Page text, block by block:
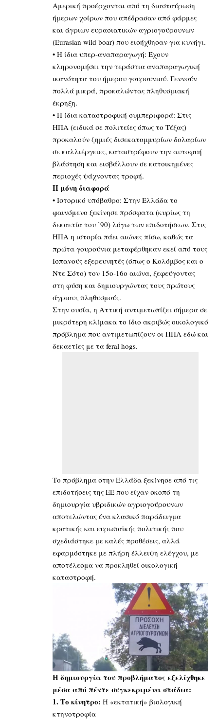
Αμερική προέρχονται από τη διασταύρωση
ήμερων χοίρων που απέδρασαν από φάρμες
και άγριων ευρασιατικών αγριογούρουνων
(Eurasian wild boar) που εισήχθησαν για κυνήγι.
• Η ίδια υπερ-αναπαραγωγή: Έχουν
κληρονομήσει την τεράστια αναπαραγωγική
ικανότητα του ήμερου γουρουνιού. Γεννούν
πολλά μικρά, προκαλώντας πληθυσμιακή
έκρηξη.
• Η ίδια καταστροφική συμπεριφορά: Στις
ΗΠΑ (ειδικά σε πολιτείες όπως το Τέξας)
προκαλούν ζημιές δισεκατομμυρίων δολαρίων
σε καλλιέργειες, καταστρέφουν την αυτοφυή
βλάστηση και εισβάλλουν σε κατοικημένες
περιοχές ψάχνοντας τροφή.
Η μόνη διαφορά
• Ιστορικό υπόβαθρο: Στην Ελλάδα το
φαινόμενο ξεκίνησε πρόσφατα (κυρίως τη
δεκαετία του ’90) λόγω των επιδοτήσεων. Στις
ΗΠΑ η ιστορία πάει αιώνες πίσω, καθώς τα
πρώτα γουρούνια μεταφέρθηκαν εκεί από τους
Ισπανούς εξερευνητές (όπως ο Κολόμβος και ο
Ντε Σότο) τον 15ο-16ο αιώνα, ξεφεύγοντας
στη φύση και δημιουργώντας τους πρώτους
άγριους πληθυσμούς.
Στην ουσία, η Αττική αντιμετωπίζει σήμερα σε
μικρότερη κλίμακα το ίδιο ακριβώς οικολογικό
πρόβλημα που αντιμετωπίζουν οι ΗΠΑ εδώ και
δεκαετίες με τα feral hogs.
Το πρόβλημα στην Ελλάδα ξεκίνησε από τις
επιδοτήσεις της ΕΕ που είχαν σκοπό τη
δημιουργία υβριδικών αγριογούρουνων
αποτελώντας ένα κλασικό παράδειγμα
κρατικής και ευρωπαϊκής πολιτικής που
σχεδιάστηκε με καλές προθέσεις, αλλά
εφαρμόστηκε με πλήρη έλλειψη ελέγχου, με
αποτέλεσμα να προκληθεί οικολογική
καταστροφή.
Η δημιουργία του προβλήματος εξελίχθηκε
μέσα από πέντε συγκεκριμένα στάδια:
1. Το κίνητρο: Η «εκτατική» βιολογική
κτηνοτροφία